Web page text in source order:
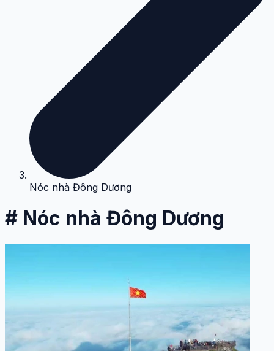
Nóc nhà Đông Dương
# Nóc nhà Đông Dương